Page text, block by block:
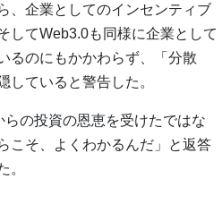
、企業としてのインセンティブ
してWeb3.0も同様に企業として
るのにもかかわらず、「分散
していると警告した。
の投資の恩恵を受けたではな
こそ、よくわかるんだ」と返答
。